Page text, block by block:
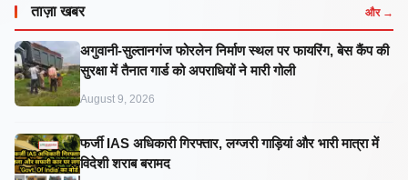
ताज़ा खबर और →
अगुवानी-सुल्तानगंज फोरलेन निर्माण स्थल पर फायरिंग, बेस कैंप की
सुरक्षा में तैनात गार्ड को अपराधियों ने मारी गोली
August 9, 2026
फर्जी IAS अधिकारी गिरफ्तार, लग्जरी गाड़ियां और भारी मात्रा में
विदेशी शराब बरामद